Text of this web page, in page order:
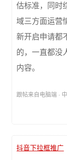
估标准，同时
域三方面运营
新开启申请都
的，一直都没
内容。
跟帖来自电脑端 ·
抖音下拉框推广